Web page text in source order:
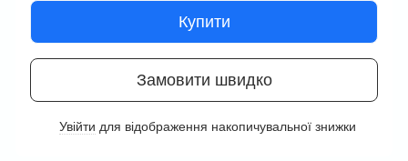
Купити
Замовити швидко
Увійти для відображення накопичувальної знижки